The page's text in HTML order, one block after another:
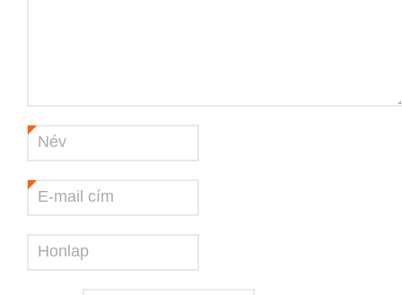
Név
E-mail cím
Honlap